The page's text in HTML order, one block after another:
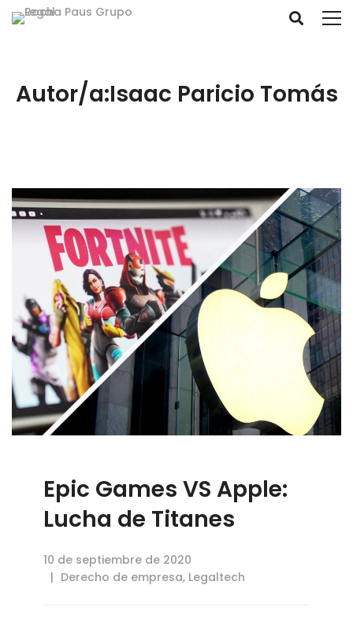
Autor/a:Isaac Paricio Tomás
Epic Games VS Apple:
Lucha de Titanes
10 de septiembre de 2020
Derecho de empresa, Legaltech